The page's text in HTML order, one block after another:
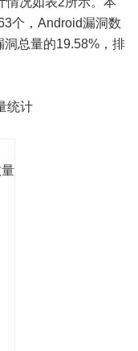
个，Android漏洞数
总量的19.58%，排
统计